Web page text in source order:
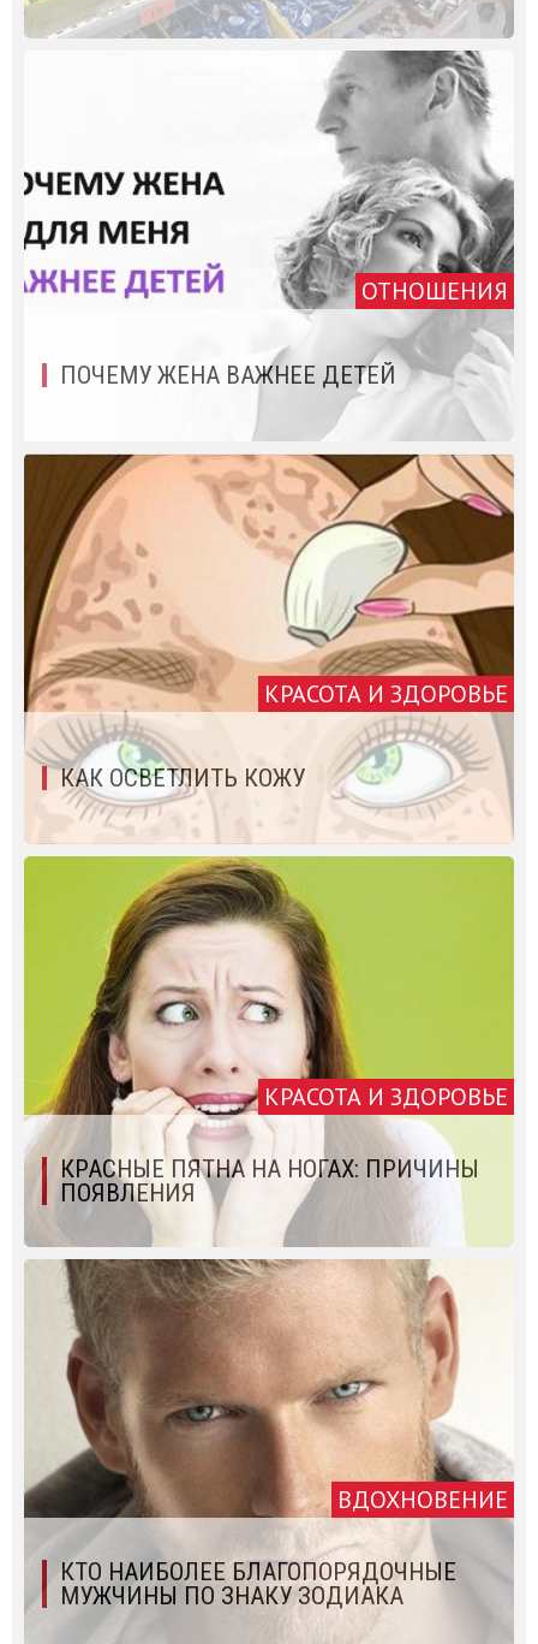
ОТНОШЕНИЯ
ПОЧЕМУ ЖЕНА ВАЖНЕЕ ДЕТЕЙ
КРАСОТА И ЗДОРОВЬЕ
КАК ОСВЕТЛИТЬ КОЖУ
КРАСОТА И ЗДОРОВЬЕ
КРАСНЫЕ ПЯТНА НА НОГАХ: ПРИЧИНЫ
ПОЯВЛЕНИЯ
ВДОХНОВЕНИЕ
КТО НАИБОЛЕЕ БЛАГОПОРЯДОЧНЫЕ
МУЖЧИНЫ ПО ЗНАКУ ЗОДИАКА